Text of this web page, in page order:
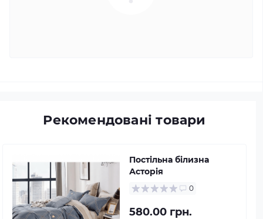
Рекомендовані товари
Постільна білизна
Асторія
0
580.00 грн.